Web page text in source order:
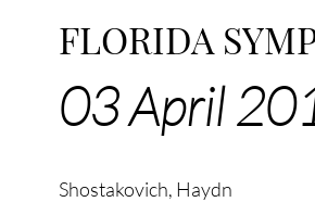
FLORIDA
03 April
Shostakovich, Haydn